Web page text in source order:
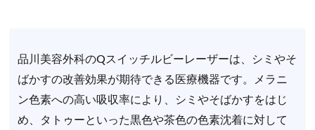
品川美容外科のQスイッチルビーレーザーは、シミやそ
ばかすの改善効果が期待できる医療機器です。メラニ
ン色素への高い吸収率により、シミやそばかすをはじ
め、タトゥーといった黒色や茶色の色素沈着に対して